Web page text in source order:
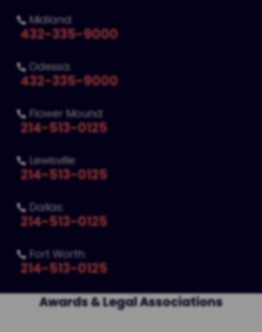
 Midland:
432-335-9000
 Odessa:
432-335-9000
 Flower Mound:
214-513-0125
 Lewisville:
214-513-0125
 Dallas:
214-513-0125
 Fort Worth:
214-513-0125
Awards & Legal Associations